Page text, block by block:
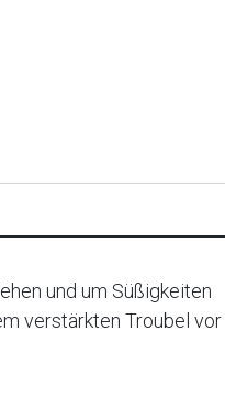
und um Süßigkeiten
verstärkten Troubel vor